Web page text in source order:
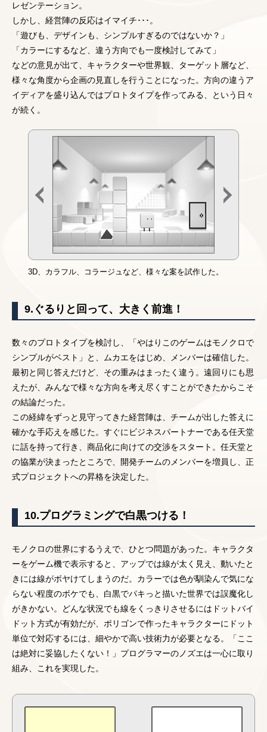
レゼンテーション。
しかし、経営陣の反応はイマイチ･･･。
「遊びも、デザインも、シンプルすぎるのではないか？」
「カラーにするなど、違う方向でも一度検討してみて」
などの意見が出て、キャラクターや世界観、ターゲット層など、
様々な角度から企画の見直しを行うことになった。方向の違うア
イディアを盛り込んではプロトタイプを作ってみる、という日々
が続く。
3D、カラフル、コラージュなど、様々な案を試作した。
9.ぐるりと回って、大きく前進！
数々のプロトタイプを検討し、「やはりこのゲームはモノクロで
シンプルがベスト」と、ムカエをはじめ、メンバーは確信した。
最初と同じ答えだけど、その重みはまったく違う。遠回りにも思
えたが、みんなで様々な方向を考え尽くすことができたからこそ
の結論だった。
この経緯をずっと見守ってきた経営陣は、チームが出した答えに
確かな手応えを感じた。すぐにビジネスパートナーである任天堂
に話を持って行き、商品化に向けての交渉をスタート。任天堂と
の協業が決まったところで、開発チームのメンバーを増員し、正
式プロジェクトへの昇格を決定した。
10.プログラミングで白黒つける！
モノクロの世界にするうえで、ひとつ問題があった。キャラクタ
ーをゲーム機で表示すると、アップでは線が太く見え、動いたと
きには線がボヤけてしまうのだ。カラーでは色が馴染んで気にな
らない程度のボケでも、白黒でパキっと描いた世界では誤魔化し
がきかない。どんな状況でも線をくっきりさせるにはドットバイ
ドット方式が有効だが、ポリゴンで作ったキャラクターにドット
単位で対応するには、細やかで高い技術力が必要となる。「ここ
は絶対に妥協したくない！」プログラマーのノズエは一心に取り
組み、これを実現した。